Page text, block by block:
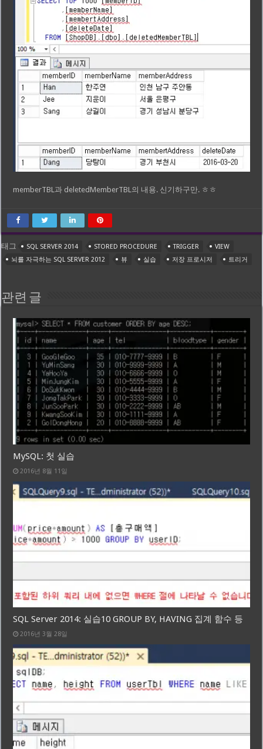
memberTBL과 deletedMemberTBL의 내용. 신기하구만. ㅎㅎ
태그 SQL SERVER 2014 STORED PROCEDURE TRIGGER
VIEW
뇌를 자극하는 SQL SERVER 2012
뷰 실습 저장 프로시저 트리거
관련 글
MySQL: 첫 실습
2016년 8월 11일
SQL Server 2014: 실습10 GROUP BY, HAVING 집계 함수 등
2016년 3월 28일